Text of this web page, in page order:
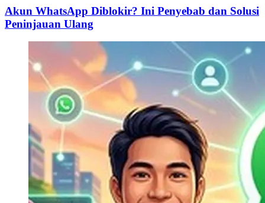
Akun WhatsApp Diblokir? Ini Penyebab dan Solusi
Peninjauan Ulang